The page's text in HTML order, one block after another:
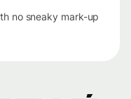
no sneaky mark-up